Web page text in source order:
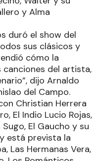
y Alma
duró el show del
sus clásicos y
cómo la
del artista,
dijo Arnaldo
del Campo.
Christian Herrera
El Indio Lucio Rojas,
El Gaucho y su
está prevista la
Las Hermanas Vera,